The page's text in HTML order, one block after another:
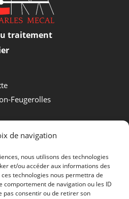
de navigation
nous utilisons des technologies
et/ou accéder aux informations des
technologies nous permettra de
comportement de navigation ou les ID
pas consentir ou de retirer son
traitement
Feugerolles
?